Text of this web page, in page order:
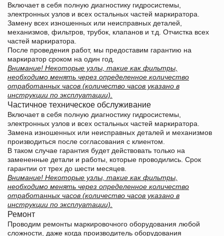
Включает в себя полную диагностику гидросистемы,
электронных узлов и всех остальных частей маркиратора.
Замену всех изношенных или неисправных деталей,
механизмов, фильтров, трубок, клапанов и т.д. Отчистка всех
частей маркиратора.
После проведения работ, мы предоставим гарантию на
маркиратор сроком на один год.
Внимание! Некоторые узлы, такие как фильтры,
необходимо менять через определенное количество
отработанных часов (количество часов указано в
инструкции по эксплуатации).
Частичное техническое обслуживание
Включает в себя полную диагностику гидросистемы,
электронных узлов и всех остальных частей маркиратора.
Замена изношенных или неисправных деталей и механизмов
производиться после согласования с клиентом.
В таком случае гарантия будет действовать только на
замененные детали и работы, которые проводились. Срок
гарантии от трех до шести месяцев.
Внимание! Некоторые узлы, такие как фильтры,
необходимо менять через определенное количество
отработанных часов (количество часов указано в
инструкции по эксплуатации).
Ремонт
Проводим ремонты маркировочного оборудования любой
сложности, даже когда производитель оборудования